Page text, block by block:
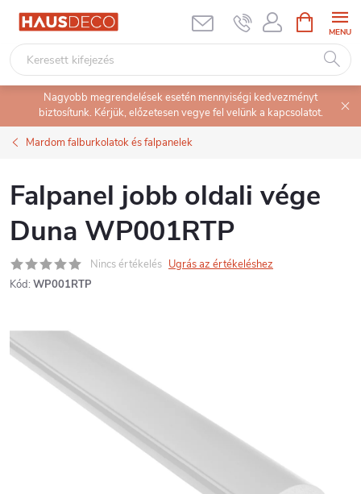
Ugrás
tartalomhoz
KOSÁR
Nagyobb megrendelések esetén mennyiségi kedvezményt
biztosítunk. Kérjük, előzetesen vegye fel velünk a kapcsolatot.
Mardom falburkolatok és falpanelek
Falpanel jobb oldali vége
Duna WP001RTP
Nincs értékelés Ugrás az értékeléshez
Kód: WP001RTP